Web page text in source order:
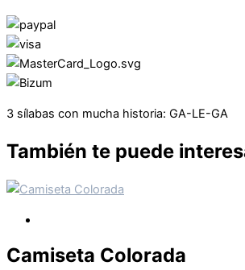
3 sílabas con mucha historia: GA-LE-GA
También te puede
Camiseta Colorada